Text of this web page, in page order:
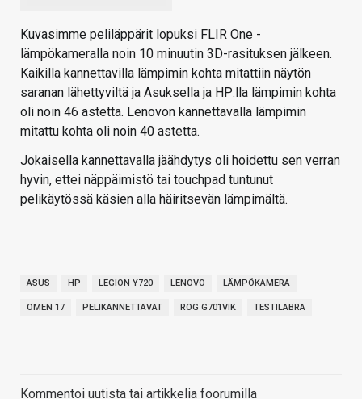
Kuvasimme peliläppärit lopuksi FLIR One -
lämpökameralla noin 10 minuutin 3D-rasituksen jälkeen.
Kaikilla kannettavilla lämpimin kohta mitattiin näytön
saranan lähettyviltä ja Asuksella ja HP:lla lämpimin kohta
oli noin 46 astetta. Lenovon kannettavalla lämpimin
mitattu kohta oli noin 40 astetta.
Jokaisella kannettavalla jäähdytys oli hoidettu sen verran
hyvin, ettei näppäimistö tai touchpad tuntunut
pelikäytössä käsien alla häiritsevän lämpimältä.
ASUS HP LEGION Y720 LENOVO LÄMPÖKAMERA
OMEN 17 PELIKANNETTAVAT ROG G701VIK TESTILABRA
Kommentoi uutista tai artikkelia foorumilla